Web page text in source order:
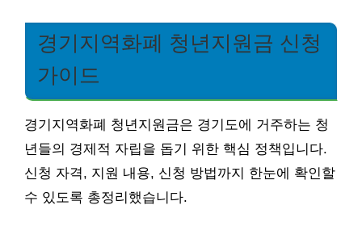
경기지역화폐 청년지원금 신청
가이드
경기지역화폐 청년지원금은 경기도에 거주하는 청
년들의 경제적 자립을 돕기 위한 핵심 정책입니다.
신청 자격, 지원 내용, 신청 방법까지 한눈에 확인할
수 있도록 총정리했습니다.